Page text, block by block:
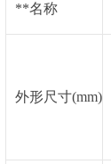
**名称
外形尺寸(mm)